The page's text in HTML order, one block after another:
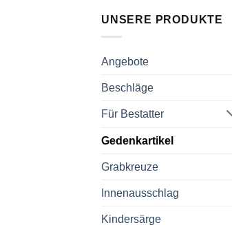
UNSERE PRODUKTE
Angebote
Beschläge
Für Bestatter
Gedenkartikel
Grabkreuze
Innenausschlag
Kindersärge